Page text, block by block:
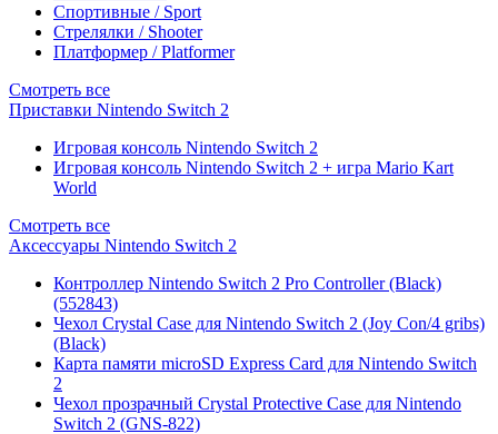
Спортивные / Sport
Стрелялки / Shooter
Платформер / Platformer
Смотреть все
Приставки Nintendo Switch 2
Игровая консоль Nintendo Switch 2
Игровая консоль Nintendo Switch 2 + игра Mario Kart
World
Смотреть все
Аксессуары Nintendo Switch 2
Контроллер Nintendo Switch 2 Pro Controller (Black)
(552843)
Чехол Сrystal Сase для Nintendo Switch 2 (Joy Con/4 gribs)
(Black)
Карта памяти microSD Express Card для Nintendo Switch
2
Чехол прозрачный Crystal Protective Case для Nintendo
Switch 2 (GNS-822)